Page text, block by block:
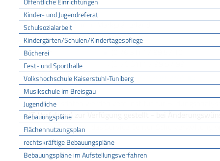
Kinder- und Jugendreferat
Schulsozialarbeit
Kindergärten/Schulen/Kindertagespflege
Bücherei
Fest- und Sporthalle
Volkshochschule Kaiserstuhl-Tuniberg
Musikschule im Breisgau
Jugendliche
Bebauungspläne
Flächennutzungsplan
rechtskräftige Bebauungspläne
Bebauungspläne im Aufstellungsverfahren
Goethestr. 22
79379Müllheim im Markgräflerland
KONTAKT
Telefon
Fax
E-Mail
poststelle@04146286.schule.bwl.de
ZUSTÄNDIGKEIT
Die Adressdaten werden vom Institut für
IT-Verfahren) zur Verfügung gestellt - bei
sich per E-Mail an das Service Center Schulverwaltung